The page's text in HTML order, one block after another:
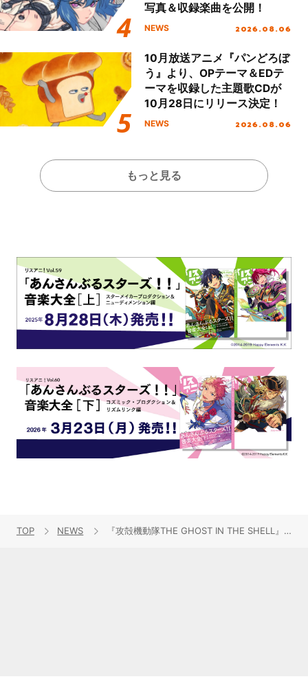
写真＆収録楽曲を公開！
NEWS 2026.08.06
10月放送アニメ『パンどろぼ
う』より、OPテーマ＆EDテ
ーマを収録した主題歌CDが
10月28日にリリース決定！
NEWS 2026.08.06
もっと見る
TOP NEWS 『攻殻機動隊THE GHOST IN THE SHELL』放送＆配信開始！ノンクレジットオープニング映像＆エンディング映像を公開！